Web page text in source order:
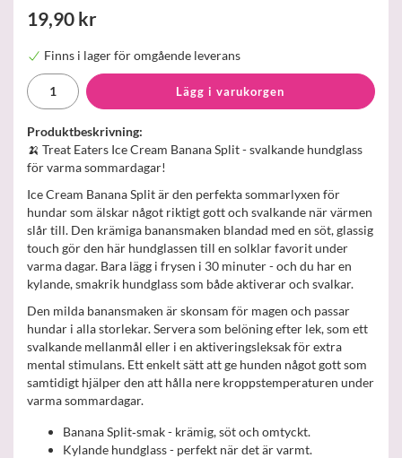
19,90 kr
Finns i lager för omgående leverans
Lägg i varukorgen
Produktbeskrivning:
🍌 Treat Eaters Ice Cream Banana Split - svalkande hundglass
för varma sommardagar!
Ice Cream Banana Split är den perfekta sommarlyxen för
hundar som älskar något riktigt gott och svalkande när värmen
slår till. Den krämiga banansmaken blandad med en söt, glassig
touch gör den här hundglassen till en solklar favorit under
varma dagar. Bara lägg i frysen i 30 minuter - och du har en
kylande, smakrik hundglass som både aktiverar och svalkar.
Den milda banansmaken är skonsam för magen och passar
hundar i alla storlekar. Servera som belöning efter lek, som ett
svalkande mellanmål eller i en aktiveringsleksak för extra
mental stimulans. Ett enkelt sätt att ge hunden något gott som
samtidigt hjälper den att hålla nere kroppstemperaturen under
varma sommardagar.
Banana Split‑smak - krämig, söt och omtyckt.
Kylande hundglass - perfekt när det är varmt.